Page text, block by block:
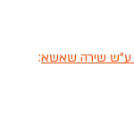
ע"ש שירה שאשא: